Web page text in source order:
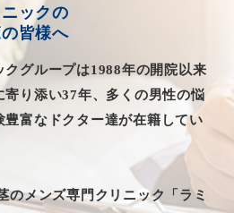
ックの
皆様へ
クグループは1988年の開院以来
り添い37年、 多くの男性の悩
豊富なドクター達が在籍してい
のメンズ専門クリニック 「ラミ